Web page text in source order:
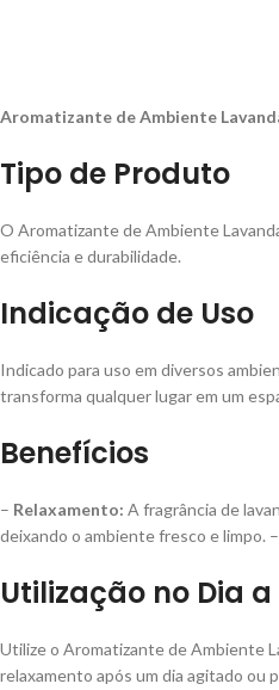
Aromatizante de Ambiente
Tipo de Produto
O Aromatizante de Ambiente
eficiência e durabilidade.
Indicação de Uso
Indicado para uso em diversos
transforma qualquer lugar em um
Benefícios
– Relaxamento: A fragrância de
deixando o ambiente fresco e limpo. –
Utilização no Dia a
Utilize o Aromatizante de Ambiente
relaxamento após um dia agitado ou